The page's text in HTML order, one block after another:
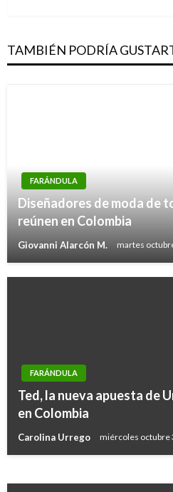
TAMBIÉN PODRÍA
FARÁNDULA
Diseñadores de moda de
reúnen en Colombia
Giovanni Alarcón M. martes
FARÁNDULA
Ted, la nueva apuesta de
en Colombia
Carolina Urrego miércoles octubre
Príncipe Enrique y Meghan